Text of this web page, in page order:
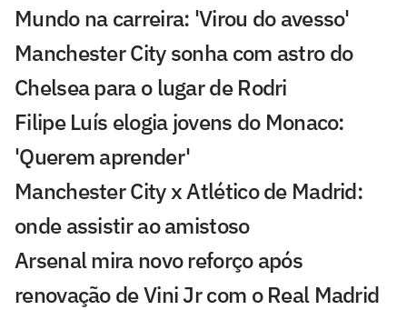
Mundo na carreira: 'Virou do avesso'
Manchester City sonha com astro do
Chelsea para o lugar de Rodri
Filipe Luís elogia jovens do Monaco:
'Querem aprender'
Manchester City x Atlético de Madrid:
onde assistir ao amistoso
Arsenal mira novo reforço após
renovação de Vini Jr com o Real Madrid